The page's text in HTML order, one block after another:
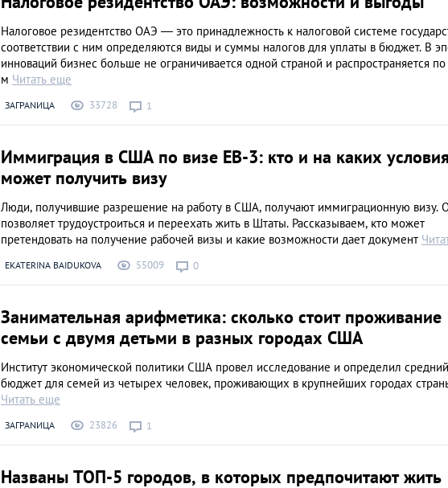
Налоговое резидентство ОАЭ — это принадлежность к налоговой системе
соответствии с ним определяются виды и суммы налогов для уплаты в бюджет. В
инноваций бизнес больше не ограничивается одной страной и распространяется
м Читать еще
ЗАГРАNИЦА 33728 1
Иммиграция в США по визе ЕВ-3: кто и на каких
может получить визу
Люди, получившие разрешение на работу в США, получают иммиграционную визу.
позволяет трудоустроиться и переехать жить в Штаты. Рассказываем, кто может
претендовать на получение рабочей визы и какие возможности дает документ
EKATERINA BAIDUKOVA 55009 0
Занимательная арифметика: сколько стоит проживание
семьи с двумя детьми в разных городах США
Институт экономической политики США провел исследование и определил средний
бюджет для семей из четырех человек, проживающих в крупнейших городах
Читать еще
ЗАГРАNИЦА 23826 1
Названы ТОП-5 городов, в которых предпочитают жить